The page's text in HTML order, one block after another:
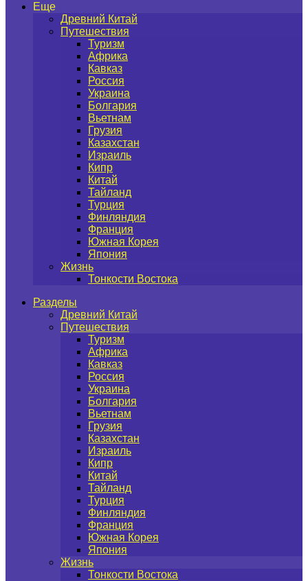
Еще
Древний Китай
Путешествия
Туризм
Африка
Кавказ
Россия
Украина
Болгария
Вьетнам
Грузия
Казахстан
Израиль
Кипр
Китай
Тайланд
Турция
Финляндия
Франция
Южная Корея
Япония
Жизнь
Тонкости Востока
Разделы
Древний Китай
Путешествия
Туризм
Африка
Кавказ
Россия
Украина
Болгария
Вьетнам
Грузия
Казахстан
Израиль
Кипр
Китай
Тайланд
Турция
Финляндия
Франция
Южная Корея
Япония
Жизнь
Тонкости Востока